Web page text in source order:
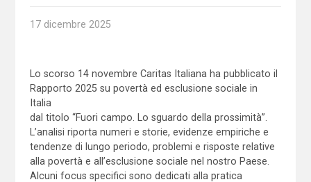
17 dicembre 2025
Lo scorso 14 novembre Caritas Italiana ha pubblicato il
Rapporto 2025 su povertà ed esclusione sociale in
Italia
dal titolo “Fuori campo. Lo sguardo della prossimità”.
L’analisi riporta numeri e storie, evidenze empiriche e
tendenze di lungo periodo, problemi e risposte relative
alla povertà e all’esclusione sociale nel nostro Paese.
Alcuni focus specifici sono dedicati alla pratica